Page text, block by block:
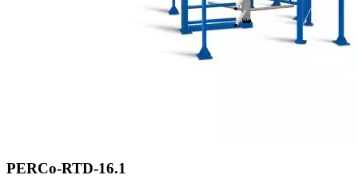
PERCo-RTD-16.1